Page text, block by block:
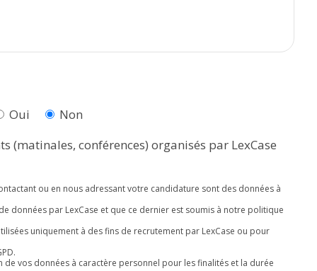
Oui
Non
(matinales, conférences) organisés par LexCase
ou en nous adressant votre candidature sont des données à
données par LexCase et que ce dernier est soumis à notre politique
uniquement à des fins de recrutement par LexCase ou pour
de vos données à caractère personnel pour les finalités et la durée